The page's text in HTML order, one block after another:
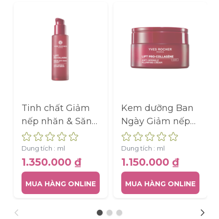
Tinh chất Giảm
nếp nhăn & Săn
chắc da Lift Pro-
Collagen - Chai
30ML
Dung tích : ml
1.350.000 ₫
MUA HÀNG ONLINE
Kem dưỡng Ban
Ngày Giảm nếp
nhăn & Săn chắc
da Lift Pro-
Collagen - Hũ
50ML
Dung tích : ml
1.150.000 ₫
MUA HÀNG ONLINE